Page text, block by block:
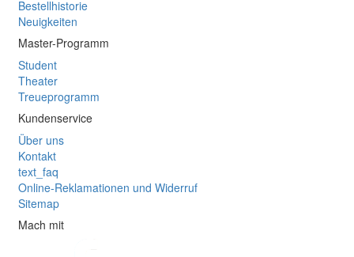
Bestellhistorie
Neuigkeiten
Master-Programm
Student
Theater
Treueprogramm
Kundenservice
Über uns
Kontakt
text_faq
Online-Reklamationen und Widerruf
Sitemap
Mach mit